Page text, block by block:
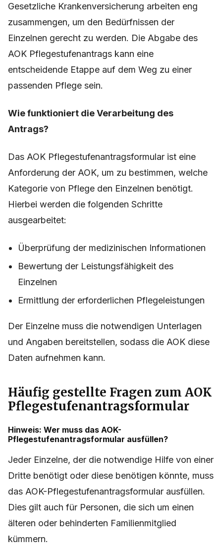
Gesetzliche Krankenversicherung arbeiten eng
zusammengen, um den Bedürfnissen der
Einzelnen gerecht zu werden. Die Abgabe des
AOK Pflegestufenantrags kann eine
entscheidende Etappe auf dem Weg zu einer
passenden Pflege sein.
Wie funktioniert die Verarbeitung des
Antrags?
Das AOK Pflegestufenantragsformular ist eine
Anforderung der AOK, um zu bestimmen, welche
Kategorie von Pflege den Einzelnen benötigt.
Hierbei werden die folgenden Schritte
ausgearbeitet:
Überprüfung der medizinischen Informationen
Bewertung der Leistungsfähigkeit des
Einzelnen
Ermittlung der erforderlichen Pflegeleistungen
Der Einzelne muss die notwendigen Unterlagen
und Angaben bereitstellen, sodass die AOK diese
Daten aufnehmen kann.
Häufig gestellte Fragen zum AOK
Pflegestufenantragsformular
Hinweis: Wer muss das AOK-
Pflegestufenantragsformular ausfüllen?
Jeder Einzelne, der die notwendige Hilfe von einer
Dritte benötigt oder diese benötigen könnte, muss
das AOK-Pflegestufenantragsformular ausfüllen.
Dies gilt auch für Personen, die sich um einen
älteren oder behinderten Familienmitglied
kümmern.